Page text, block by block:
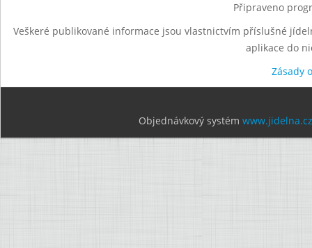
Připraveno
Veškeré publikované informace jsou vlastnictvím příslušné
aplikace do
Zásady
Objednávkový systém www.jidelna.cz